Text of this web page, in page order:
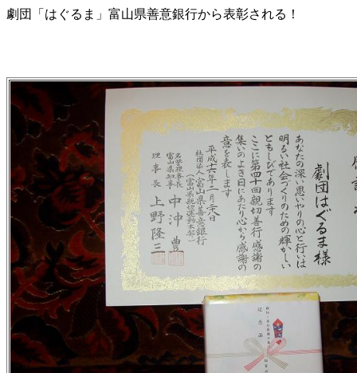
劇団「はぐるま」富山県善意銀行から表彰される！